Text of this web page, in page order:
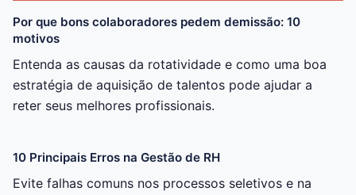
Por que bons colaboradores pedem demissão: 10
motivos
Entenda as causas da rotatividade e como uma boa
estratégia de aquisição de talentos pode ajudar a
reter seus melhores profissionais.
10 Principais Erros na Gestão de RH
Evite falhas comuns nos processos seletivos e na